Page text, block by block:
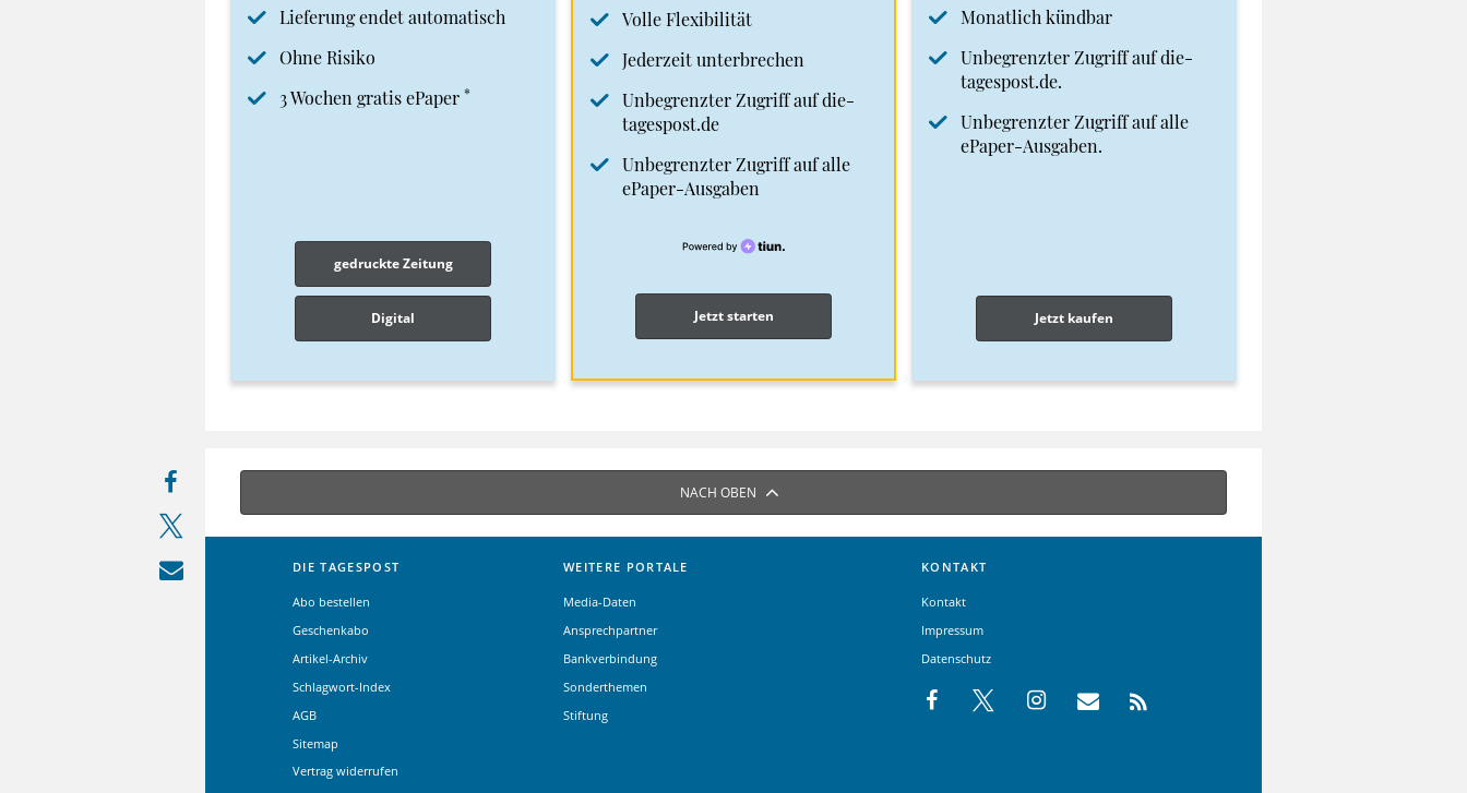
Lieferung endet automatisch
Ohne Risiko
3 Wochen gratis ePaper *
gedruckte Zeitung
Digital
Volle Flexibilität
Jederzeit unterbrechen
Unbegrenzter Zugriff auf die-
tagespost.de
Unbegrenzter Zugriff auf alle
ePaper-Ausgaben
Jetzt starten
Monatlich kündbar
Unbegrenzter Zugriff auf die-
tagespost.de.
Unbegrenzter Zugriff auf alle
ePaper-Ausgaben.
Jetzt kaufen
NACH OBEN
DIE TAGESPOST
Abo bestellen
Geschenkabo
Artikel-Archiv
Schlagwort-Index
AGB
Sitemap
Vertrag widerrufen
WEITERE PORTALE
Media-Daten
Ansprechpartner
Bankverbindung
Sonderthemen
Stiftung
KONTAKT
Kontakt
Impressum
Datenschutz